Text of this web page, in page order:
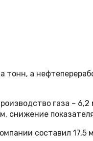
а
газа – 6,2
снижение
составил